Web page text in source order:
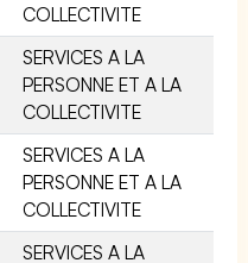
COLLECTIVITE
SERVICES A LA
PERSONNE ET A LA
COLLECTIVITE
SERVICES A LA
PERSONNE ET A LA
COLLECTIVITE
SERVICES A LA